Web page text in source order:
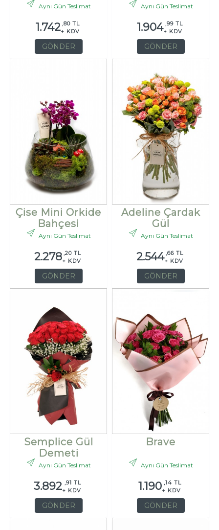
Aynı Gün Teslimat
1.742 ,80 TL
+ KDV
GÖNDER
Aynı Gün Teslimat
1.904 ,99 TL
+ KDV
GÖNDER
Çise Mini Orkide
Bahçesi
Aynı Gün Teslimat
2.278 ,20 TL
+ KDV
GÖNDER
Adeline Çardak
Gül
Aynı Gün Teslimat
2.544 ,66 TL
+ KDV
GÖNDER
Semplice Gül
Demeti
Aynı Gün Teslimat
3.892 ,91 TL
+ KDV
GÖNDER
Brave
Aynı Gün Teslimat
1.190 ,14 TL
+ KDV
GÖNDER